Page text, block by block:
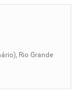
Rio Grande